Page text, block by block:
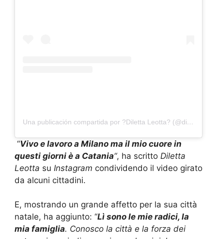
Una publicación compartida por ?Diletta Leotta? (@dilettaleotta)
“Vivo e lavoro a Milano ma il mio cuore in
questi giorni è a Catania“, ha scritto Diletta
Leotta su Instagram condividendo il video girato
da alcuni cittadini.
E, mostrando un grande affetto per la sua città
natale, ha aggiunto: “Lì sono le mie radici, la
mia famiglia. Conosco la città e la forza dei